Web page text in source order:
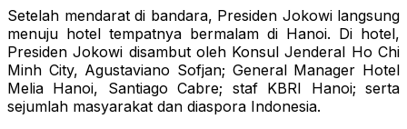
Setelah mendarat di bandara, Presiden Jokowi langsung
menuju hotel tempatnya bermalam di Hanoi. Di hotel,
Presiden Jokowi disambut oleh Konsul Jenderal Ho Chi
Minh City, Agustaviano Sofjan; General Manager Hotel
Melia Hanoi, Santiago Cabre; staf KBRI Hanoi; serta
sejumlah masyarakat dan diaspora Indonesia.